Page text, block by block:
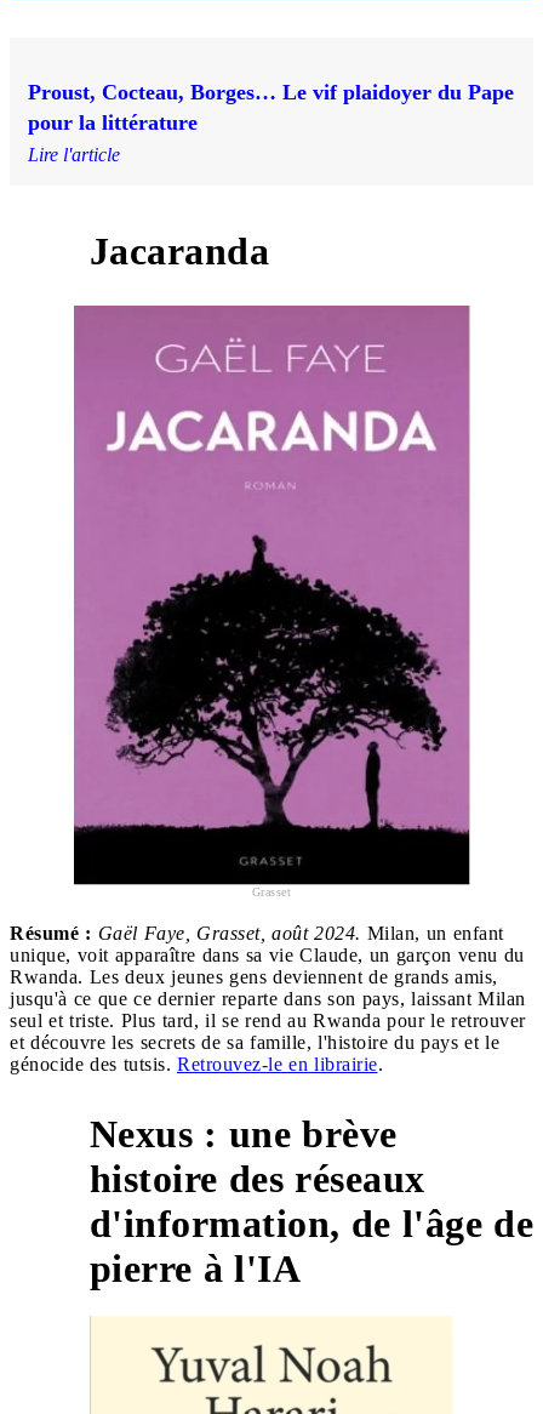
Proust, Cocteau, Borges… Le vif plaidoyer du Pape
pour la littérature
Lire l'article
Jacaranda
Grasset
Résumé : Gaël Faye, Grasset, août 2024. Milan, un enfant
unique, voit apparaître dans sa vie Claude, un garçon venu du
Rwanda. Les deux jeunes gens deviennent de grands amis,
jusqu'à ce que ce dernier reparte dans son pays, laissant Milan
seul et triste. Plus tard, il se rend au Rwanda pour le retrouver
et découvre les secrets de sa famille, l'histoire du pays et le
génocide des tutsis. Retrouvez-le en librairie.
Nexus : une brève
histoire des réseaux
d'information, de l'âge de
pierre à l'IA